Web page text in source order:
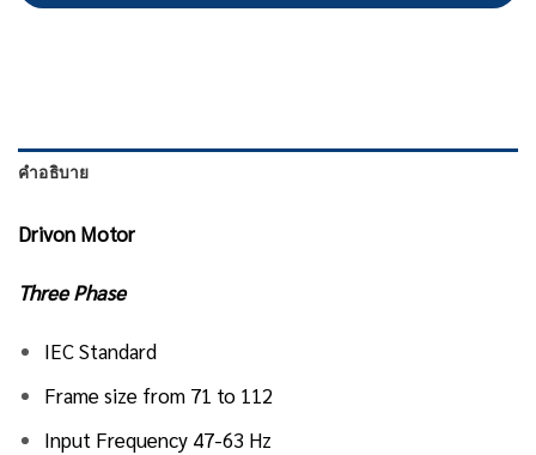
คำอธิบาย
Drivon Motor
Three Phase
IEC Standard
Frame size from 71 to 112
Input Frequency 47-63 Hz